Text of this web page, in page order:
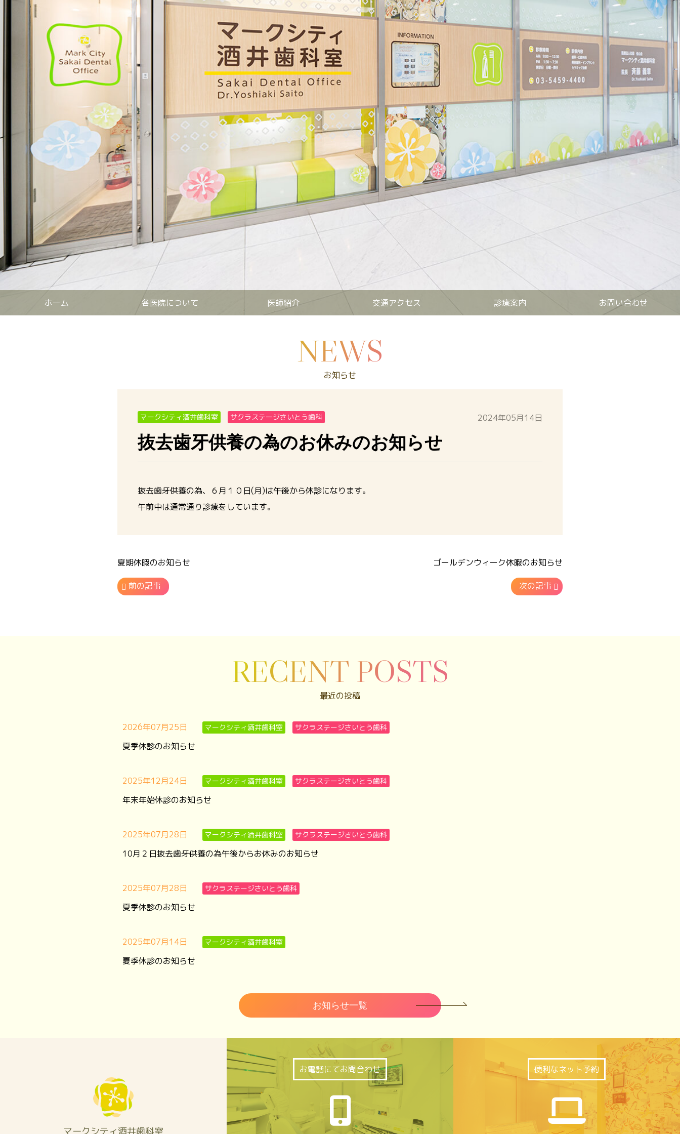
ホーム 各医院について 医師紹介 交通アクセス 診療案内 お問い合わせ
NEWS
お知らせ
マークシティ酒井歯科室 サクラステージさいとう歯科 2024年05月14日
抜去歯牙供養の為のお休みのお知らせ
抜去歯牙供養の為、６月１０日(月)は午後から休診になります。
午前中は通常通り診療をしています。
夏期休暇のお知らせ
前の記事
ゴールデンウィーク休暇のお知らせ
次の記事
RECENT POSTS
最近の投稿
2026年07月25日 マークシティ酒井歯科室 サクラステージさいとう歯科
夏季休診のお知らせ
2025年12月24日 マークシティ酒井歯科室 サクラステージさいとう歯科
年末年始休診のお知らせ
2025年07月28日 マークシティ酒井歯科室 サクラステージさいとう歯科
10月２日抜去歯牙供養の為午後からお休みのお知らせ
2025年07月28日 サクラステージさいとう歯科
夏季休診のお知らせ
2025年07月14日 マークシティ酒井歯科室
夏季休診のお知らせ
お知らせ一覧
マークシティ酒井歯科室
お電話にてお問合わせ 便利なネット予約